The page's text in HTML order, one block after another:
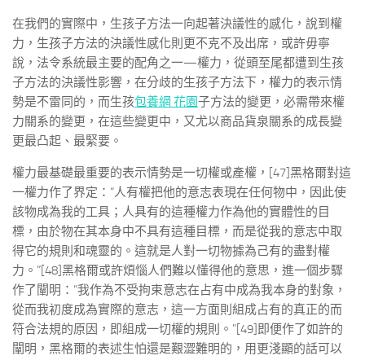
在我們的實際中，生孩子方法一向起著決議性的感化，說到權
力，生孩子方法的決議性感化則更不克不及出席，或許毋寧
說，法令系統最主要的配角之一—權力，從頭至尾都遭到生孩
子方法的決議性影響，在分歧的生孩子方法下，權力的表示情
勢是不雷同的，而生孩包養網 花園子方法的變更，必需帶來權
力關系的變更，在這些變更中，又尤以商品貨泉關系的成長變
更最凸起、最緊要。
權力最基礎最重要的表示情勢是一切權或產權，[47]黑格爾對這
一權力作了界定：“人有權把他的意志表現在任何物中，因此使
該物成為我的工具；人具有的這種權力作為他的實體性的目
標，由於物在其本身中不具有這種目標，而是從我的意志中取
得它的規則和魂靈的。這就是人對一切物據為己有的盡對權
力。”[48]黑格爾或許煩惱人們難以懂得他的意思，進一個步驟
作了闡明：“我作為不受拘束意志在占有中成為我本身的對象，
從而我初度成為實際的意志，這一方面則組成占有的真正的而
符合法規的原因，即組成一切權的規則。”[49]即便作了如許的
闡明，黑格爾的表述生怕還是艱澀難明的，用更淺顯的話可以